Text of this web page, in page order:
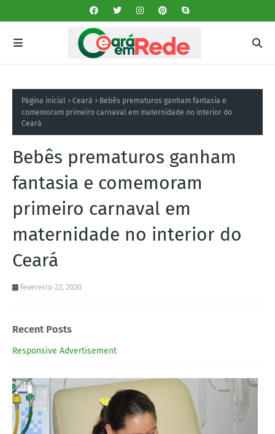
Página inicial Ceará
Bebês prematuros ganham fantasia e
comemoram primeiro carnaval em maternidade no interior do
Ceará
Bebês prematuros ganham
fantasia e comemoram
primeiro carnaval em
maternidade no interior do
Ceará
fevereiro 22, 2020
Recent Posts
Responsive Advertisement